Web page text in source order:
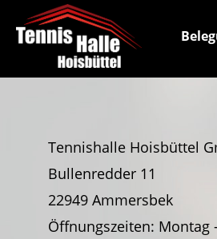
Tennishalle Hoisbüttel
Bullenredder 11
22949 Ammersbek
Öffnungszeiten: Montag